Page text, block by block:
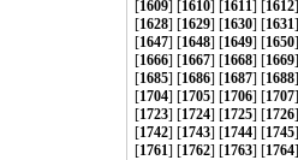
[1609] [1610] [1611] [1612
[1628] [1629] [1630] [1631
[1647] [1648] [1649] [1650
[1666] [1667] [1668] [1669
[1685] [1686] [1687] [1688
[1704] [1705] [1706] [1707
[1723] [1724] [1725] [1726
[1742] [1743] [1744] [1745
[1761] [1762] [1763] [1764